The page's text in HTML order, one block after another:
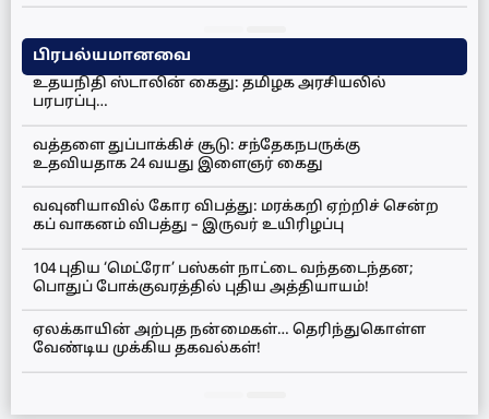
பிரபல்யமானவை
உதயநிதி ஸ்டாலின் கைது: தமிழக அரசியலில்
பரபரப்பு…
வத்தளை துப்பாக்கிச் சூடு: சந்தேகநபருக்கு
உதவியதாக 24 வயது இளைஞர் கைது
வவுனியாவில் கோர விபத்து: மரக்கறி ஏற்றிச் சென்ற
கப் வாகனம் விபத்து – இருவர் உயிரிழப்பு
104 புதிய ‘மெட்ரோ’ பஸ்கள் நாட்டை வந்தடைந்தன;
பொதுப் போக்குவரத்தில் புதிய அத்தியாயம்!
ஏலக்காயின் அற்புத நன்மைகள்… தெரிந்துகொள்ள
வேண்டிய முக்கிய தகவல்கள்!